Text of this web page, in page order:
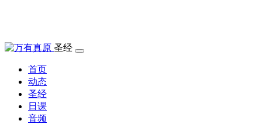
圣经
首页
动态
圣经
日课
音频